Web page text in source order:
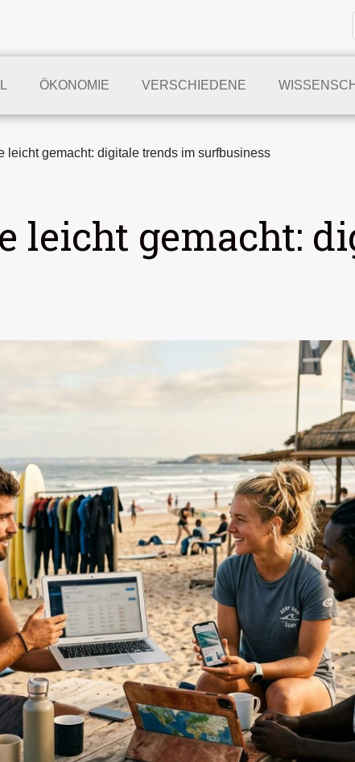
ÖKONOMIE VERSCHIEDENE
leicht gemacht: digitale trends im surfbusiness
leicht gemacht: